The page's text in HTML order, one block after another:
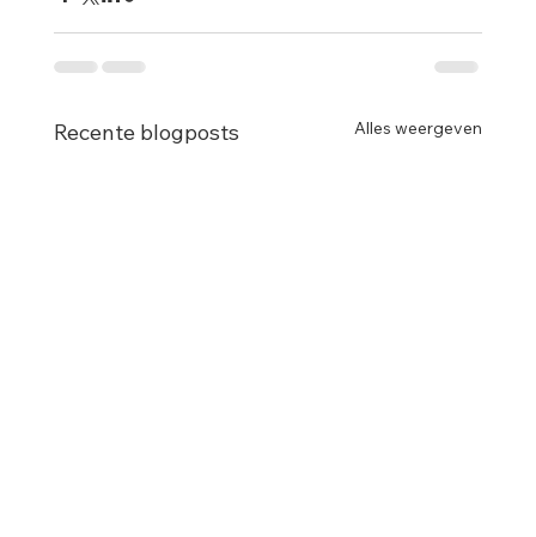
Recente blogposts Alles weergeven